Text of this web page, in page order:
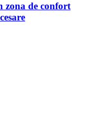
zona de confort